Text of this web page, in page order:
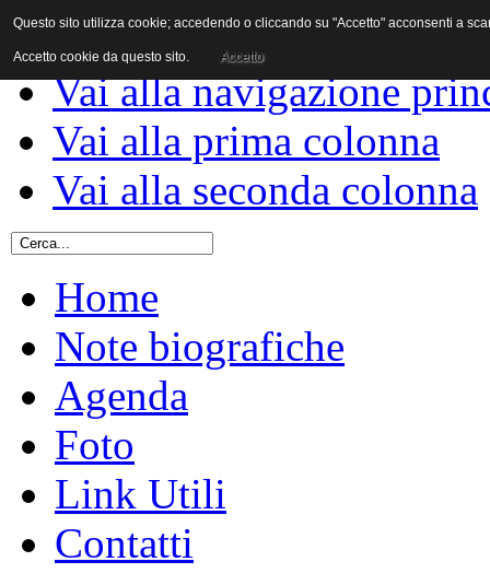
Vai al contenuto
Vai alla navigazione
Vai alla prima colonna
Vai alla seconda colonna
Home
Note biografiche
Agenda
Foto
Link Utili
Contatti
Questo sito utilizza cookie; accedendo o cliccando su "Accetto" acconsenti a
Accetto cookie da questo sito. Accetto